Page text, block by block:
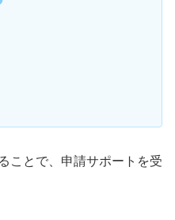
ことで、申請サポートを受